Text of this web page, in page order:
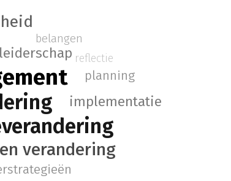
verandering
leiderschap
implementatie
planning
belangen
reflectie